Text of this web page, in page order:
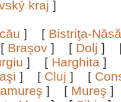
kraj ]
] [ Bistriţa-
[ Braşov ] [ Dolj ]
] [ Harghita ]
] [ Cluj ] [
] [ Mureş